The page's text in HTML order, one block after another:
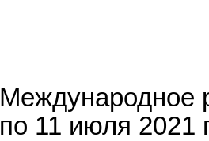
Международное
по 11 июля 2021